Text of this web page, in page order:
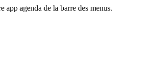
agenda de la barre des menus.